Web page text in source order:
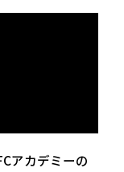
アカデミーの